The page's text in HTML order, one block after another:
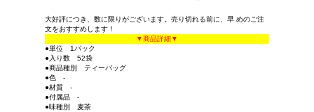
大好評につき、数に限りがございます。売り切れる前に、早 めのご注
文をおすすめします！
▼商品詳細▼
●単位 1パック
●入り数 52袋
●商品種別 ティーバッグ
●色 -
●材質 -
●付属品 -
●味種別 麦茶